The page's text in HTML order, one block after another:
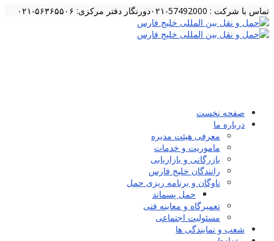
تماس با شرکت : 57492000-۰۲۱ دورنگار دفتر مرکزی: ۵۶۳۶۵۵۰۶-۰۲۱
صفحه نخست
درباره ما
معرفی هیئت مدیره
ماموریت و خدمات
بازرگانی و بازاریابی
رانندگان خلیج فارس
ناوگان و برنامه ریزی حمل
حمل پسماند
تعمیرگاه و معاینه فنی
مسئولیت اجتماعی
شعب و نمایندگی ها